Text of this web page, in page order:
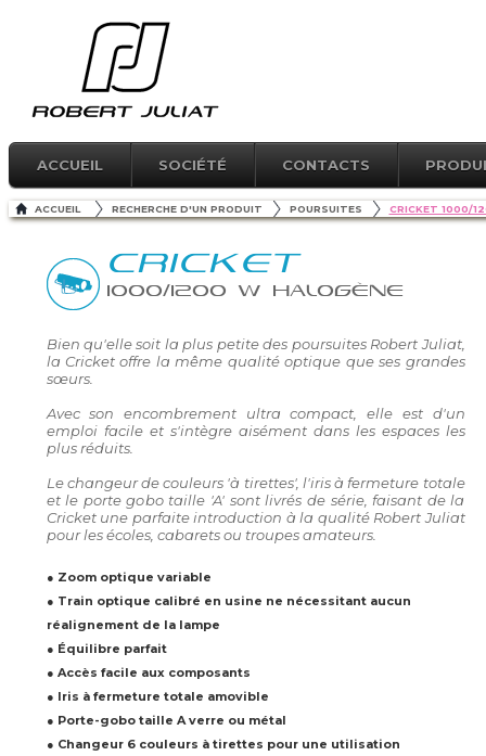
ACCUEIL SOCIÉTÉ CONTACTS
ACCUEIL RECHERCHE D'UN PRODUIT POURSUITES CRICKET 1000/
CRICKET
1000/1200 W HALOGÈNE
Bien qu'elle soit la plus petite des poursuites Robert Juliat,
la Cricket offre la même qualité optique que ses grandes
sœurs.
Avec son encombrement ultra compact, elle est d'un
emploi facile et s'intègre aisément dans les espaces les
plus réduits.
Le changeur de couleurs 'à tirettes', l'iris à fermeture totale
et le porte gobo taille 'A' sont livrés de série, faisant de la
Cricket une parfaite introduction à la qualité Robert Juliat
pour les écoles, cabarets ou troupes amateurs.
● Zoom optique variable
● Train optique calibré en usine ne nécessitant aucun
réalignement de la lampe
● Équilibre parfait
● Accès facile aux composants
● Iris à fermeture totale amovible
● Porte-gobo taille A verre ou métal
● Changeur 6 couleurs à tirettes pour une utilisation